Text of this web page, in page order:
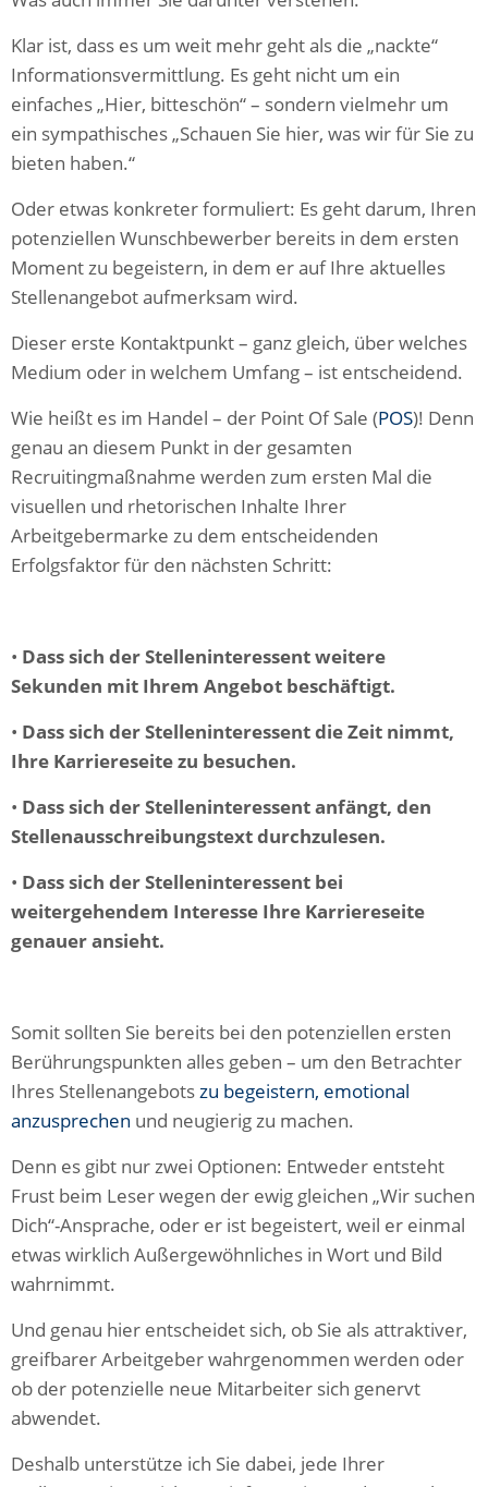
Klar ist, dass es um weit mehr geht als die „nackte“
Informationsvermittlung. Es geht nicht um ein
einfaches „Hier, bitteschön“ – sondern vielmehr um
ein sympathisches „Schauen Sie hier, was wir für Sie zu
bieten haben.“
Oder etwas konkreter formuliert: Es geht darum, Ihren
potenziellen Wunschbewerber bereits in dem ersten
Moment zu begeistern, in dem er auf Ihre aktuelles
Stellenangebot aufmerksam wird.
Dieser erste Kontaktpunkt – ganz gleich, über welches
Medium oder in welchem Umfang – ist entscheidend.
Wie heißt es im Handel – der Point Of Sale (POS)! Denn
genau an diesem Punkt in der gesamten
Recruitingmaßnahme werden zum ersten Mal die
visuellen und rhetorischen Inhalte Ihrer
Arbeitgebermarke zu dem entscheidenden
Erfolgsfaktor für den nächsten Schritt:
• Dass sich der Stelleninteressent weitere
Sekunden mit Ihrem Angebot beschäftigt.
• Dass sich der Stelleninteressent die Zeit nimmt,
Ihre Karriereseite zu besuchen.
• Dass sich der Stelleninteressent anfängt, den
Stellenausschreibungstext durchzulesen.
• Dass sich der Stelleninteressent bei
weitergehendem Interesse Ihre Karriereseite
genauer ansieht.
Somit sollten Sie bereits bei den potenziellen ersten
Berührungspunkten alles geben – um den Betrachter
Ihres Stellenangebotszu begeistern, emotional
anzusprechen und neugierig zu machen.
Denn es gibt nur zwei Optionen: Entweder entsteht
Frust beim Leser wegen der ewig gleichen „Wir suchen
Dich“-Ansprache, oder er ist begeistert, weil er einmal
etwas wirklich Außergewöhnliches in Wort und Bild
wahrnimmt.
Und genau hier entscheidet sich, ob Sie als attraktiver,
greifbarer Arbeitgeber wahrgenommen werden oder
ob der potenzielle neue Mitarbeiter sich genervt
abwendet.
Deshalb unterstütze ich Sie dabei, jede Ihrer